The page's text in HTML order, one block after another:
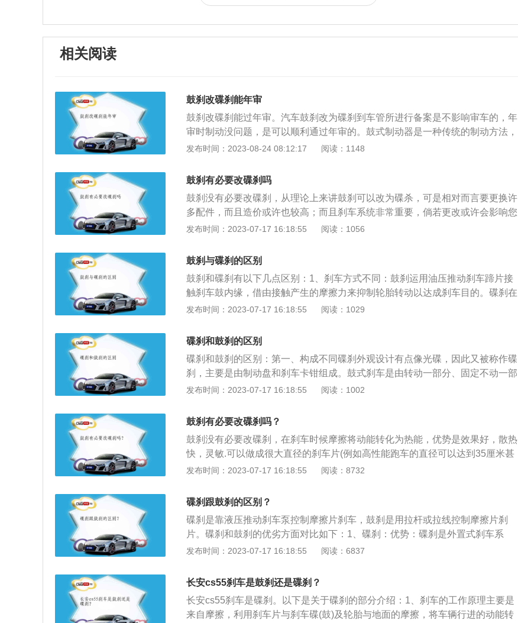
相关阅读
鼓刹改碟刹能年审
鼓刹改碟刹能过年审。汽车鼓刹改为碟刹到车管所进行备案是不影响审车的，年
审时制动没问题，是可以顺利通过年审的。鼓式制动器是一种传统的制动方法，
用于制动片和鼓之间的摩擦减速。一般市面上的车辆前轮采用盘式制动器，后轮
蹄，领蹄可以自动加大受力。一个车轮上有两个制动蹄，通常是领蹄的形式，但
也有双领蹄或双从动蹄。碟刹：也就是俗称的盘式刹车，是通过液压泵推动刹车
卡钳，夹紧刹车片产生摩擦力，从而达到刹车效果。改装碟刹需要带改装厂发
票，车主身份证，行驶证到车管所备案。改装前，机动车所有人应当向登记地车
管所申请变更登记。申请变更登记的，机动车所有人应当交验机动车，确认申请
登记证书；（三）机动车行驶证；（四）属于更换发动机、车身或者车架的，还
应当提交机动车安全技术检验合格证明；（五）属于因质量问题更换整车的，还
应当提交相关证明、凭证。
发布时间：2023-08-24 08:12:17 阅读：1148
鼓刹有必要改碟刹吗
鼓刹没有必要改碟刹，从理论上来讲鼓刹可以改为碟杀，可是相对而言要更换许
多配件，而且造价或许也较高；而且刹车系统非常重要，倘若更改或许会影响您
的以后质保问题；另外也需要在车辆管理所开展备案，倘若不通过则无法更改刹
非常耐用，不需要像碟刹那般频繁地更换刹车片。鼓刹和碟刹区别：1、结构不
同：汽车碟刹的制动器是由制动盘、制动钳、摩擦片、分泵、油管等部分组成。
汽车鼓刹的鼓式制动器主要包括制动轮缸、制动蹄、制动鼓、摩擦片、回位弹簧
等部分。2、原理不同：鼓刹制动的原理是通过液压推动活塞，致使两边的制动
蹄紧贴车轮的内壁，从而达到制动的效果。由于车轮是向前运动，所产生的滚动
泵推动刹车卡钳，从而对刹车片施力达到刹车的效果。因此，刹车的大小直接取
决于刹车卡钳的压力，并不会像鼓刹那样会被放大，其刹车力的先天性比较小。
发布时间：2023-07-17 16:18:55 阅读：1056
鼓刹与碟刹的区别
鼓刹和碟刹有以下几点区别：1、刹车方式不同：鼓刹运用油压推动刹车蹄片接
触刹车鼓内缘，借由接触产生的摩擦力来抑制轮胎转动以达成刹车目的。碟刹在
刹车碟的两边都有一平坦的刹车蹄，当刹车总泵的油压压送到分缸，使刹车蹄向
刹车蹄片等有关连杆、弹簧、梢钉、刹车鼓组成。碟刹由液压控制，主要零部件
有制动盘、分泵、制动钳、油管等。3、优缺点不同：鼓刹有良好的自刹作用，
且制造成本较低，但刹车系统反应较慢，刹车的踩踏力道较不易控制，不利于做
高频率的刹车动作，且不易维修。碟刹散热性更佳，构成简单更容易维修，但刹
车片的磨损较大，因此更换频率可能较高。鼓刹：鼓式刹车应用在汽车上面已经
仍配置在许多车型上（多使用于后轮）。它与轮胎固定并同速转动。刹车时运用
油压推动刹车蹄片接触刹车鼓内缘，藉由接触产生的磨擦力来抑制轮胎之转动以
达成刹车之目的。碟刹：碟式刹车是由一个与车轮相连的刹车圆盘和圆盘边缘的
种。通风盘式刹车是在盘面上钻出许多圆形通风孔，或是在盘的端面上割出通风
式刹车更好。
发布时间：2023-07-17 16:18:55 阅读：1029
碟刹和鼓刹的区别
碟刹和鼓刹的区别：第一、构成不同碟刹外观设计有点像光碟，因此又被称作碟
刹，主要是由制动盘和刹车卡钳组成。鼓式刹车是由转动一部分、固定不动一部
分、推动一部分和精准定位调节设备构成。第二、原理不同碟刹的基本工作原理
速。鼓式刹车的基本工作原理是让制动系统鼓汽车刹车片膨胀和制动系统鼓造成
很多的摩擦，进而减少时速。第三、磨耗不同因为原理的不一样，鼓式刹车制动
系统的磨损率非常的高。相对来说，碟刹的磨损率就小许多，这也是许多老湿机
挑选碟刹的缘故。第四、各方面性能不同盘式刹车散热性较好，连续踩刹车不易
出现失灵的情况。盘式刹车热膨胀量极小，受热以后不易变形。盘式刹车拥有极
的刹车踏板能量很大。鼓式刹车的损坏相对来说较为小，每一年拆换的频次也不
会许多。碟刹和鼓式刹车，针对日常安全驾驶而言全是十分关键，是关着驾驶人
员和旅客的生命安全安全性。因此一定要对车按时的修理和维护保养，制动系统
选，情况如下：1.碟刹更经久耐用，它更合适经常制动系统，更灵便，更适用小
容易锁起来。3.鼓式刹车低成本，制驱动力强，能立即泊车。4.鼓式刹车一般合
适用在大型货车，因此较为非常容易毁坏。
发布时间：2023-07-17 16:18:55 阅读：1002
鼓刹有必要改碟刹吗？
鼓刹没有必要改碟刹，在刹车时候摩擦将动能转化为热能，优势是效果好，散热
快，灵敏.可以做成很大直径的刹车片(例如高性能跑车的直径可以达到35厘米甚
至更大)，一般动力比较好的车都用碟刹，但是成本高，配件费用也高。如下是鼓
泵、油管等部分组成。汽车鼓刹的鼓式制动器主要包括制动轮缸、制动蹄、制动
鼓、摩擦片、回位弹簧等部分。原理不同：鼓刹制动的原理是通过液压推动活
塞，致使两边的制动蹄紧贴车轮的内壁，从而达到制动的效果。由于车轮是向前
运动，所产生的滚动力会反作用于刹车鼓，导致刹车力放大，影响乘车的舒适
感。而碟刹是通过液压泵推动刹车卡钳，从而对刹车片施力达到刹车的效果。因
车力的先天性比较小。
发布时间：2023-07-17 16:18:55 阅读：8732
碟刹跟鼓刹的区别？
碟刹是靠液压推动刹车泵控制摩擦片刹车，鼓刹是用拉杆或拉线控制摩擦片刹
片。碟刹和鼓刹的优劣方面对比如下：1、碟刹：优势：碟刹是外置式刹车系
统，通风散热良好，刹车线性，好控制。劣势：达不到鼓刹自锁式的高刹车力。
使用鼓刹。劣势：散热效果差，热衰减严重，不适合高频刹车，不线性，难以控
制，且反应比较慢。
发布时间：2023-07-17 16:18:55 阅读：6837
长安cs55刹车是鼓刹还是碟刹？
长安cs55刹车是碟刹。以下是关于碟刹的部分介绍：1、刹车的工作原理主要是
来自摩擦，利用刹车片与刹车碟(鼓)及轮胎与地面的摩擦，将车辆行进的动能转